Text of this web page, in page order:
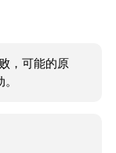
，可能的原